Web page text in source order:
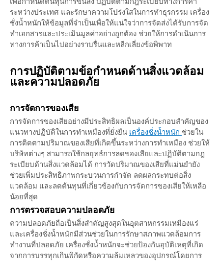
ระหว่างประเทศ และรักษาความโปร่งใสในการทำธุรกรรม เครื่อง
ชั่งน้ำหนักให้ข้อมูลที่จำเป็นเพื่อให้แน่ใจว่าการจัดส่งได้รับการจัด
ทำเอกสารและประเมินมูลค่าอย่างถูกต้อง ช่วยให้การดำเนินการ
ทางการค้าเป็นไปอย่างราบรื่นและหลีกเลี่ยงข้อพิพาท
การปฏิบัติตามข้อกำหนดด้านสิ่งแวดล้อม
และความปลอดภัย
การจัดการของเสีย
การจัดการของเสียอย่างมีประสิทธิผลเป็นองค์ประกอบสำคัญของ
แนวทางปฏิบัติในการทำเหมืองที่ยั่งยืน เครื่องชั่งน้ำหนัก ช่วยใน
การติดตามปริมาณของเสียที่เกิดขึ้นระหว่างการทำเหมือง ช่วยให้
บริษัทต่างๆ สามารถใช้กลยุทธ์การลดของเสียและปฏิบัติตามกฎ
ระเบียบด้านสิ่งแวดล้อมได้ การวัดปริมาณของเสียที่แม่นยำยัง
ช่วยเพิ่มประสิทธิภาพกระบวนการกำจัด ลดผลกระทบต่อสิ่ง
แวดล้อม และลดต้นทุนที่เกี่ยวข้องกับการจัดการของเสียให้เหลือ
น้อยที่สุด
การตรวจสอบความปลอดภัย
ความปลอดภัยถือเป็นสิ่งสำคัญสูงสุดในอุตสาหกรรมเหมืองแร่
และเครื่องชั่งน้ำหนักมีส่วนช่วยในการรักษาสภาพแวดล้อมการ
ทำงานที่ปลอดภัย เครื่องชั่งน้ำหนักจะช่วยป้องกันอุบัติเหตุที่เกิด
จากการบรรทุกเกินพิกัดหรือความล้มเหลวของอุปกรณ์โดยการ